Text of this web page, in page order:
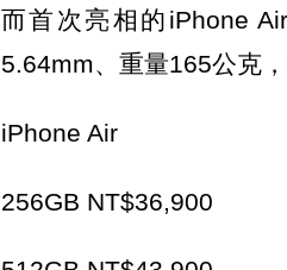
而首次亮相的iPhone
5.64mm、重量165公克
iPhone Air
256GB NT$36,900